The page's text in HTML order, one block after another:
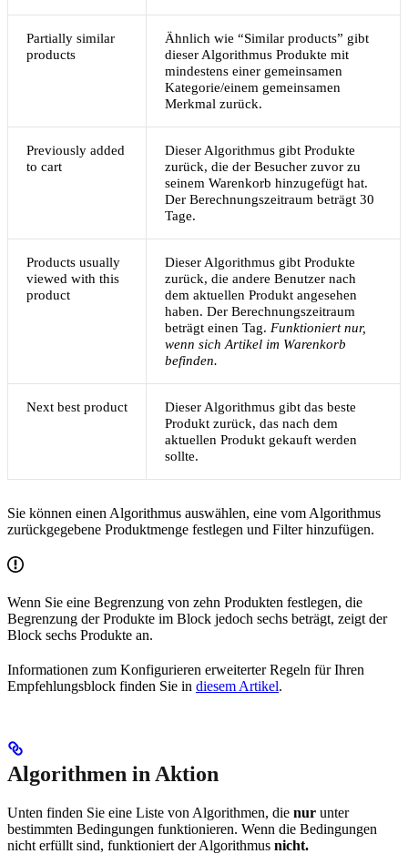
Partially similar
products
Ähnlich wie “Similar products” gibt
dieser Algorithmus Produkte mit
mindestens einer gemeinsamen
Kategorie/einem gemeinsamen
Merkmal zurück.
Previously added
to cart
Dieser Algorithmus gibt Produkte
zurück, die der Besucher zuvor zu
seinem Warenkorb hinzugefügt hat.
Der Berechnungszeitraum beträgt 30
Tage.
Products usually
viewed with this
product
Dieser Algorithmus gibt Produkte
zurück, die andere Benutzer nach
dem aktuellen Produkt angesehen
haben. Der Berechnungszeitraum
beträgt einen Tag. Funktioniert nur,
wenn sich Artikel im Warenkorb
befinden.
Next best product
Dieser Algorithmus gibt das beste
Produkt zurück, das nach dem
aktuellen Produkt gekauft werden
sollte.
Sie können einen Algorithmus auswählen, eine vom Algorithmus
zurückgegebene Produktmenge festlegen und Filter hinzufügen.
Wenn Sie eine Begrenzung von zehn Produkten festlegen, die
Begrenzung der Produkte im Block jedoch sechs beträgt, zeigt der
Block sechs Produkte an.
Informationen zum Konfigurieren erweiterter Regeln für Ihren
Empfehlungsblock finden Sie in diesem Artikel.
Algorithmen in Aktion
Unten finden Sie eine Liste von Algorithmen, die nur unter
bestimmten Bedingungen funktionieren. Wenn die Bedingungen
nicht erfüllt sind, funktioniert der Algorithmus nicht.